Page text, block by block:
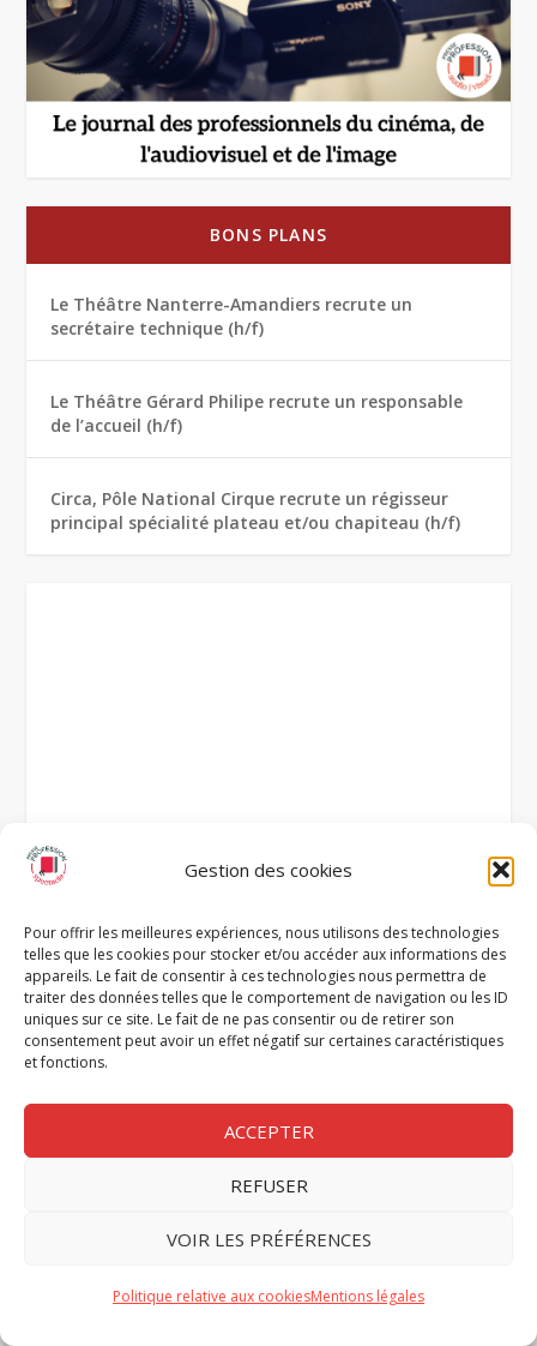
Gestion des cookies
Pour offrir les meilleures expériences, nous utilisons des technologies
telles que les cookies pour stocker et/ou accéder aux informations des
appareils. Le fait de consentir à ces technologies nous permettra de
traiter des données telles que le comportement de navigation ou les ID
uniques sur ce site. Le fait de ne pas consentir ou de retirer son
consentement peut avoir un effet négatif sur certaines caractéristiques
et fonctions.
ACCEPTER
REFUSER
VOIR LES PRÉFÉRENCES
Politique relative aux cookiesMentions légales
BONS PLANS
Le Théâtre Nanterre-Amandiers recrute un
secrétaire technique (h/f)
Le Théâtre Gérard Philipe recrute un responsable
de l’accueil (h/f)
Circa, Pôle National Cirque recrute un régisseur
principal spécialité plateau et/ou chapiteau (h/f)
LES BLOGS DU MAG’